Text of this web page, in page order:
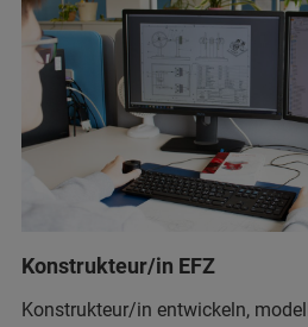
Konstrukteur/in EFZ
Konstrukteur/in entwickeln,